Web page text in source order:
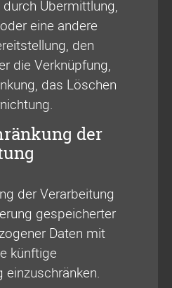
Übermittlung,
eine andere
den
die Verknüpfung,
das Löschen
der
der Verarbeitung
gespeicherter
Daten mit
künftige
einzuschränken.